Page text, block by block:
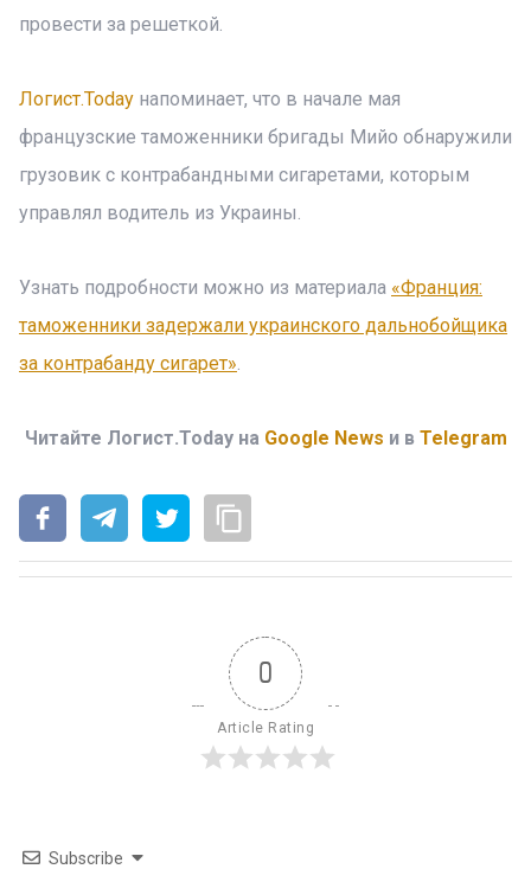
провести за решеткой.
Логист.Today напоминает, что в начале мая
французские таможенники бригады Мийо обнаружили
грузовик с контрабандными сигаретами, которым
управлял водитель из Украины.
Узнать подробности можно из материала «Франция:
таможенники задержали украинского дальнобойщика
за контрабанду сигарет».
Читайте Логист.Today на Google News и в Telegram
0
Article Rating
Subscribe